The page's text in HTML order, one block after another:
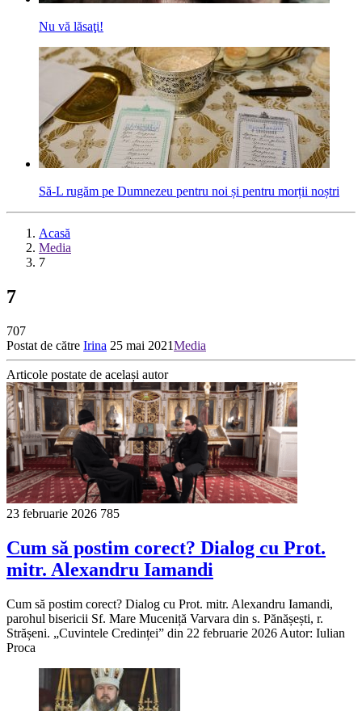
Nu vă lăsaţi!
Să-L rugăm pe Dumnezeu pentru noi și pentru morții noștri
Acasă
Media
7
7
707
Postat de către Irina 25 mai 2021Media
Articole postate de același autor
23 februarie 2026 785
Cum să postim corect? Dialog cu Prot.
mitr. Alexandru Iamandi
Cum să postim corect? Dialog cu Prot. mitr. Alexandru Iamandi,
parohul bisericii Sf. Mare Muceniță Varvara din s. Pănășești, r.
Strășeni. „Cuvintele Credinței” din 22 februarie 2026 Autor: Iulian
Proca